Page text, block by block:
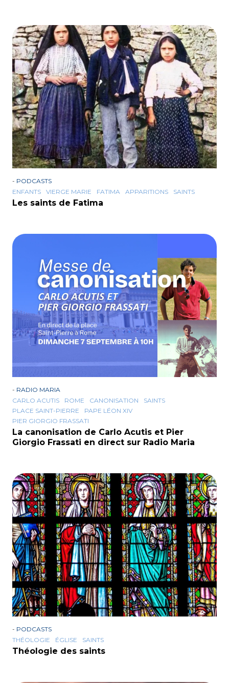
- PODCASTS
ENFANTS
VIERGE MARIE FATIMA APPARITIONS SAINTS
Les saints de Fatima
- RADIO MARIA
CARLO ACUTIS
ROME CANONISATION
SAINTS
PLACE SAINT-PIERRE
PAPE LÉON XIV
PIER GIORGIO FRASSATI
La canonisation de Carlo Acutis et Pier
Giorgio Frassati en direct sur Radio Maria
- PODCASTS
THÉOLOGIE
ÉGLISE SAINTS
Théologie des saints